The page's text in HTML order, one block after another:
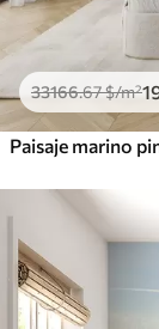
33166.67$/m²
Paisaje marino